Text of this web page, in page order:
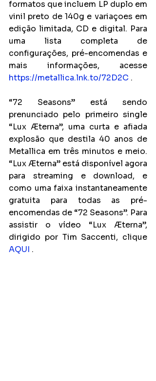
formatos que incluem LP duplo em
vinil preto de 140g e variaçoes em
edição limitada, CD e digital. Para
uma lista completa de
configurações, pré-encomendas e
https://metallica.lnk.to/72D2C .
“72 Seasons” está sendo
prenunciado pelo primeiro single
“Lux Æterna”, uma curta e afiada
explosão que destila 40 anos de
Metallica em três minutos e meio.
“Lux Æterna” está disponível agora
para streaming e download, e
como uma faixa instantaneamente
gratuita para todas as pré-
encomendas de “72 Seasons”. Para
assistir o vídeo “Lux Æterna”,
AQUI .